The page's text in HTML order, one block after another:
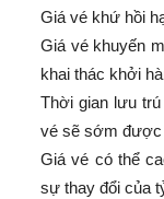
Giá vé khứ hồi
Giá vé khuyến
khai thác khởi
Thời gian lưu
vé sẽ sớm được
Giá vé có thể
sự thay đổi của